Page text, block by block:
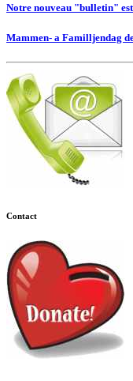
Notre nouveau "bulletin"
Mammen- a Familljendag
Contact